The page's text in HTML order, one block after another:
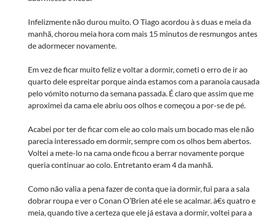
Infelizmente não durou muito. O Tiago acordou à s duas e meia da
manhã, chorou meia hora com mais 15 minutos de resmungos antes
de adormecer novamente.
Em vez de ficar muito feliz e voltar a dormir, cometi o erro de ir ao
quarto dele espreitar porque ainda estamos com a paranoia causada
pelo vómito noturno da semana passada. É claro que assim que me
aproximei da cama ele abriu oos olhos e começou a por-se de pé.
Acabei por ter de ficar com ele ao colo mais um bocado mas ele não
parecia interessado em dormir, sempre com os olhos bem abertos.
Voltei a mete-lo na cama onde ficou a berrar novamente porque
queria continuar ao colo. Entretanto eram 4 da manhã.
Como não valia a pena fazer de conta que ia dormir, fui para a sala
dobrar roupa e ver o Conan O’Brien até ele se acalmar. à€s quatro e
meia, quando tive a certeza que ele já estava a dormir, voltei para a